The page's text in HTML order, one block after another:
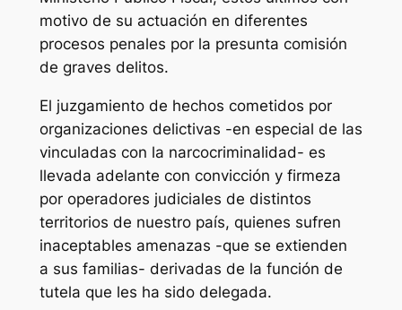
motivo de su actuación en diferentes
procesos penales por la presunta comisión
de graves delitos.
El juzgamiento de hechos cometidos por
organizaciones delictivas -en especial de las
vinculadas con la narcocriminalidad- es
llevada adelante con convicción y firmeza
por operadores judiciales de distintos
territorios de nuestro país, quienes sufren
inaceptables amenazas -que se extienden
a sus familias- derivadas de la función de
tutela que les ha sido delegada.